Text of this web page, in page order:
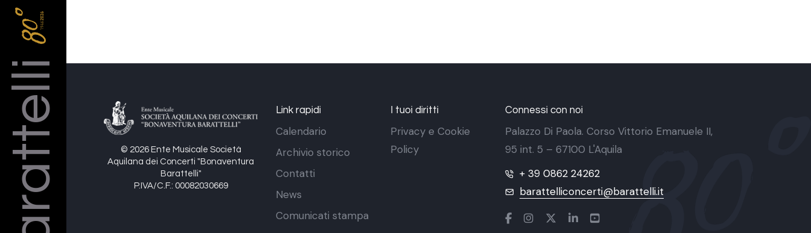
Barattelli
© 2026 Ente Musicale Società
Aquilana dei Concerti "Bonaventura
Barattelli"
P.IVA/C.F.: 00082030669
Link rapidi
Calendario
Archivio storico
Contatti
News
Comunicati stampa
I tuoi diritti
Privacy e Cookie
Policy
Connessi con noi
Palazzo Di Paola. Corso Vittorio Emanuele II,
95 int. 5 – 67100 L'Aquila
+ 39 0862 24262
barattelliconcerti@barattelli.it